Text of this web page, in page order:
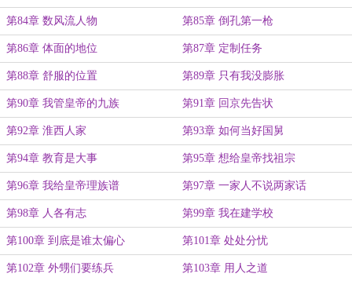
第84章 数风流人物 第85章 倒孔第一枪
第86章 体面的地位 第87章 定制任务
第88章 舒服的位置 第89章 只有我没膨胀
第90章 我管皇帝的九族 第91章 回京先告状
第92章 淮西人家 第93章 如何当好国舅
第94章 教育是大事 第95章 想给皇帝找祖宗
第96章 我给皇帝理族谱 第97章 一家人不说两家话
第98章 人各有志 第99章 我在建学校
第100章 到底是谁太偏心 第101章 处处分忧
第102章 外甥们要练兵 第103章 用人之道